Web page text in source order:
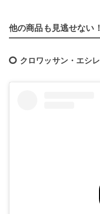
他の商品も見逃せない！
クロワッサン・エシレ